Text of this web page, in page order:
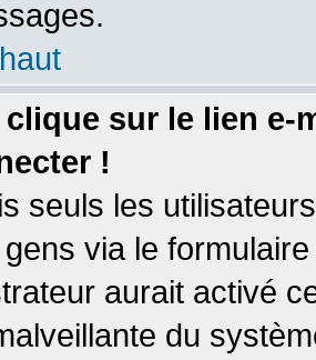
sur le lien e-
!
seuls les
via le
aurait activé
du